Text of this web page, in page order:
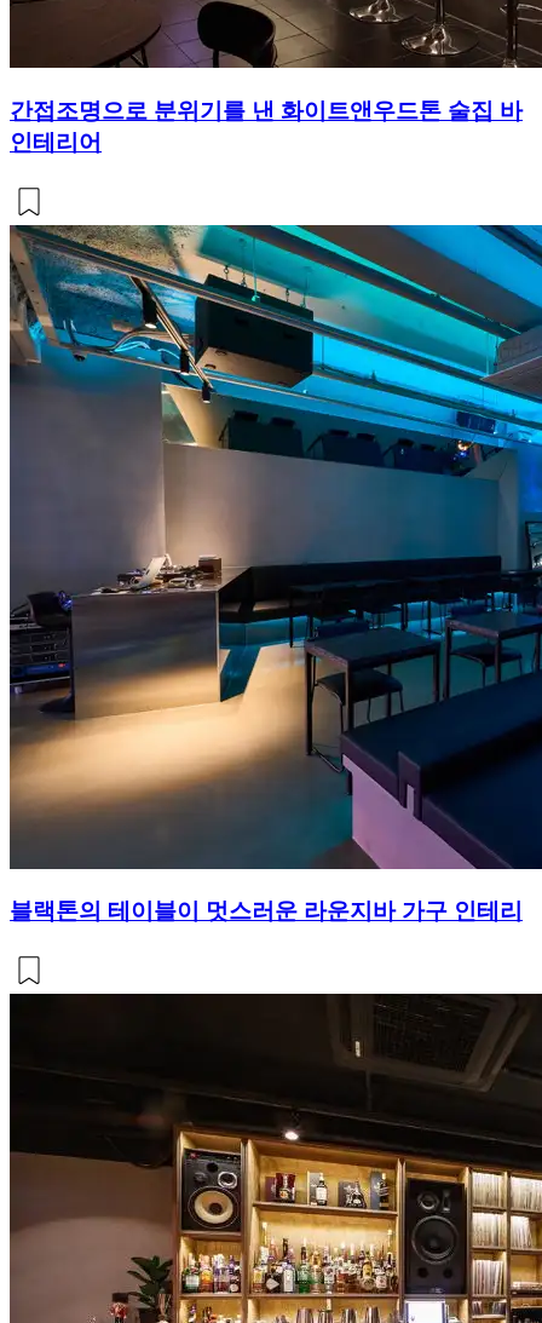
간접조명으로 분위기를 낸 화이트앤우드톤 술집 바
인테리어
블랙톤의 테이블이 멋스러운 라운지바 가구 인테리